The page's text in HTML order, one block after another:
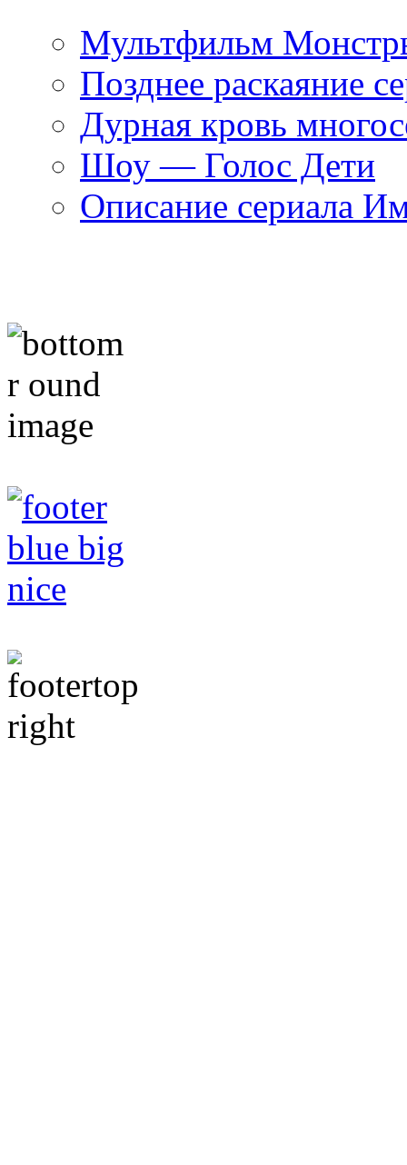
Мультфильм
Позднее раскаяние
Дурная кровь
Шоу — Голос Дети
Описание сериала